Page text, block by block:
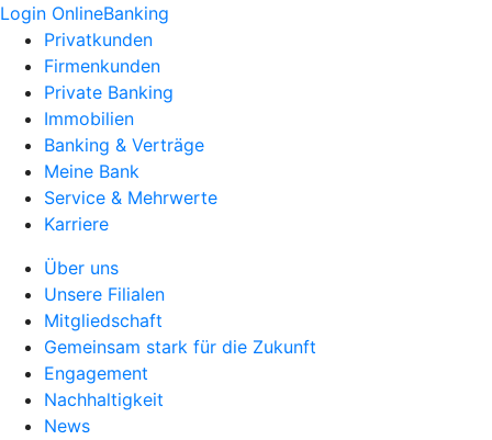
Login OnlineBanking
Privatkunden
Firmenkunden
Private Banking
Immobilien
Banking & Verträge
Meine Bank
Service & Mehrwerte
Karriere
Über uns
Unsere Filialen
Mitgliedschaft
Gemeinsam stark für die Zukunft
Engagement
Nachhaltigkeit
News